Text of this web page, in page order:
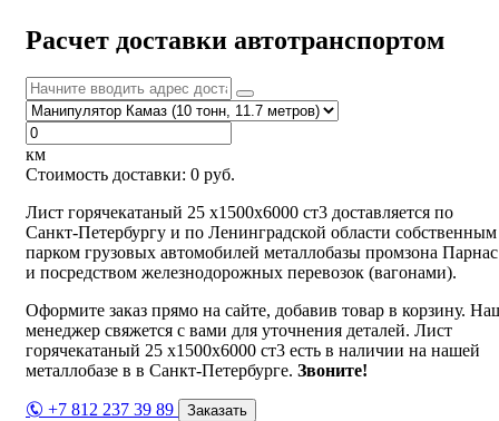
Расчет доставки автотранспортом
км
Стоимость доставки: 0 руб.
Лист горячекатаный 25 х1500х6000 ст3 доставляется по
Санкт-Петербургу и по Ленинградской области собственным
парком грузовых автомобилей металлобазы промзона Парнас
и посредством железнодорожных перевозок (вагонами).
Оформите заказ прямо на сайте, добавив товар в корзину.
менеджер свяжется с вами для уточнения деталей. Лист
горячекатаный 25 х1500х6000 ст3 есть в наличии на нашей
металлобазе в в Санкт-Петербурге. Звоните!
+7 812 237 39 89 Заказать